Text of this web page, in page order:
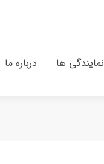
نمایندگی ها درباره ما